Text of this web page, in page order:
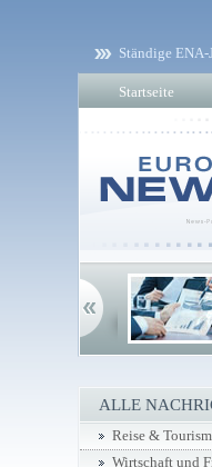
Ständige
Startseite
ALLE
Reise &
Wirtschaft und